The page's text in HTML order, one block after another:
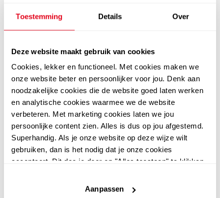
Toestemming Details Over
Deze website maakt gebruik van cookies
Cookies, lekker en functioneel. Met cookies maken we
onze website beter en persoonlijker voor jou. Denk aan
noodzakelijke cookies die de website goed laten werken
en analytische cookies waarmee we de website
verbeteren. Met marketing cookies laten we jou
persoonlijke content zien. Alles is dus op jou afgestemd.
Superhandig. Als je onze website op deze wijze wilt
gebruiken, dan is het nodig dat je onze cookies
accepteert. Dit doe je door op "Alles toestaan" te klikken.
website niet optimaal functioneert.
Aanpassen